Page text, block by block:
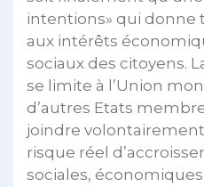
intentions» qui donne
aux intérêts
sociaux des citoyens.
se limite à l’Union
d’autres Etats
joindre
risque réel
sociales,